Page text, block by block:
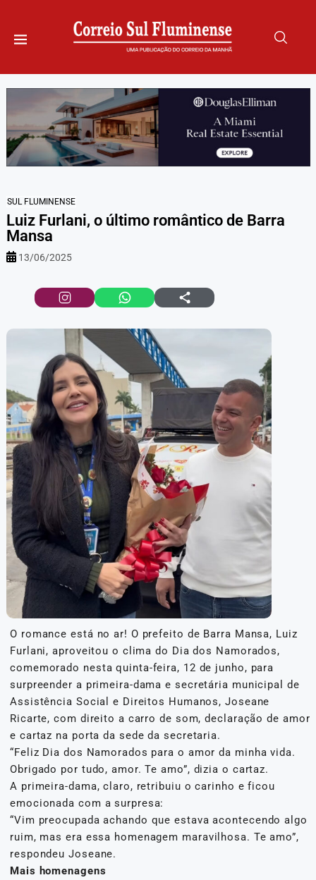
SUL FLUMINENSE
Luiz Furlani, o último romântico de Barra
Mansa
13/06/2025
O romance está no ar! O prefeito de Barra Mansa, Luiz
Furlani, aproveitou o clima do Dia dos Namorados,
comemorado nesta quinta-feira, 12 de junho, para
surpreender a primeira-dama e secretária municipal de
Assistência Social e Direitos Humanos, Joseane
Ricarte, com direito a carro de som, declaração de amor
e cartaz na porta da sede da secretaria.
“Feliz Dia dos Namorados para o amor da minha vida.
Obrigado por tudo, amor. Te amo”, dizia o cartaz.
A primeira-dama, claro, retribuiu o carinho e ficou
emocionada com a surpresa:
“Vim preocupada achando que estava acontecendo algo
ruim, mas era essa homenagem maravilhosa. Te amo”,
respondeu Joseane.
Mais homenagens